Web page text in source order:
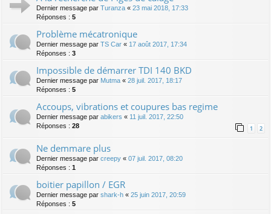
Dernier message par Turanza « 23 mai 2018, 17:33
Réponses : 5
Problème mécatronique
Dernier message par TS Car « 17 août 2017, 17:34
Réponses : 3
Impossible de démarrer TDI 140 BKD
Dernier message par Mutma « 28 juil. 2017, 18:17
Réponses : 5
Accoups, vibrations et coupures bas regime
Dernier message par abikers « 11 juil. 2017, 22:50
Réponses : 28 1 2
Ne demmare plus
Dernier message par creepy « 07 juil. 2017, 08:20
Réponses : 1
boitier papillon / EGR
Dernier message par shark-h « 25 juin 2017, 20:59
Réponses : 5